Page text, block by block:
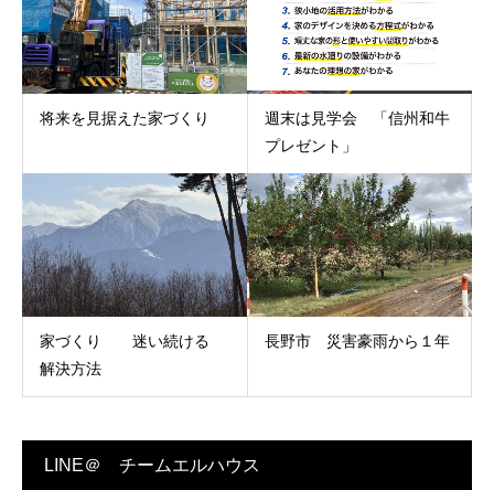
将来を見据えた家づくり
週末は見学会 「信州和牛
プレゼント」
家づくり 迷い続ける
解決方法
長野市 災害豪雨から１年
LINE＠ チームエルハウス